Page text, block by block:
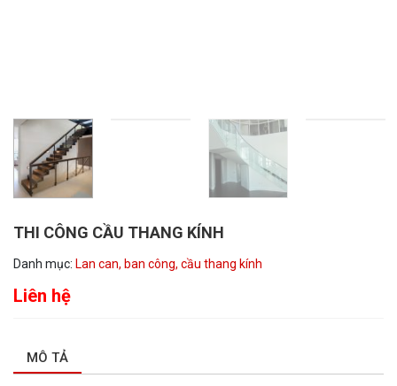
THI CÔNG CẦU THANG KÍNH
Danh mục: Lan can, ban công, cầu thang kính
Liên hệ
MÔ TẢ